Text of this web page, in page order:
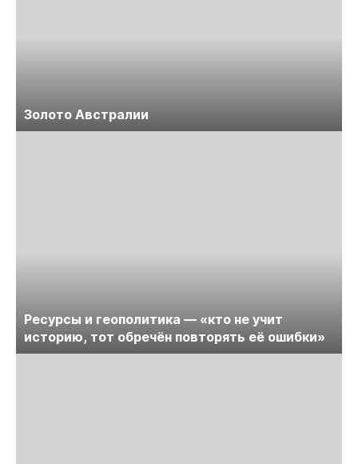
Золото Австралии
Ресурсы и геополитика — «кто не учит
историю, тот обречён повторять её ошибки»